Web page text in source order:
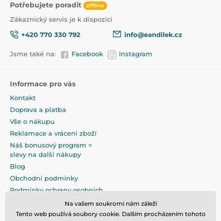
Potřebujete poradit offline
Zákaznický servis je k dispozici
+420 770 330 792
info@eandilek.cz
Jsme také na: Facebook Instagram
Informace pro vás
Kontakt
Doprava a platba
Vše o nákupu
Reklamace a vrácení zboží
Náš bonusový program =
slevy na další nákupy
Blog
Obchodní podmínky
Podmínky ochrany osobních
Na pečlivé zabalení klademe
Na vašem soukromí nám záleží
Tento web používá soubory cookie. Dalším procházením tohoto